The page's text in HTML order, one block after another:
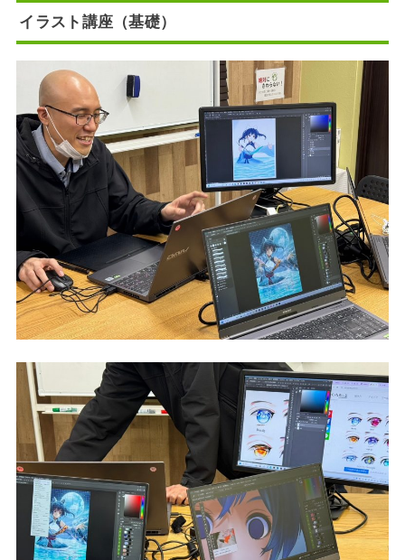
イラスト講座（基礎）